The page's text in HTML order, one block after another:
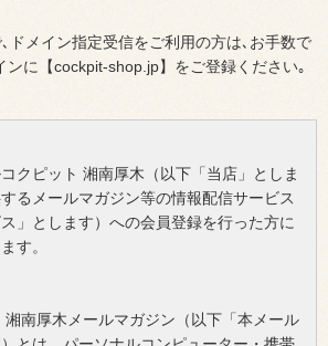
ドメイン指定受信をご利用の方は､お手数で
ンに【cockpit-shop.jp】をご登録ください｡
クピット 湘南厚木（以下「当店」としま
るメールマガジン等の情報配信サービス
ス」とします）への会員登録を行った方に
す。
湘南厚木メールマガジン（以下「本メール